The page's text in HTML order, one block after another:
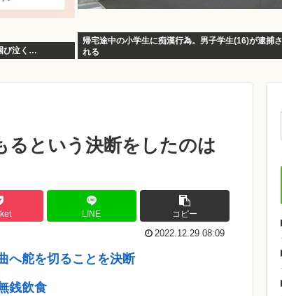
び泣く…
帰宅途中の小学生に痴漢行為。男子学生(16)が逮捕さ
れる
という決断をしたのは
LINE コピー
2022.12.29 08:09
へ舵を切ることを決断
銭飲食